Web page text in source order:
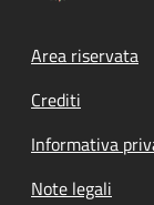
Footer
Area riservata
Crediti
Informativa
Note legali